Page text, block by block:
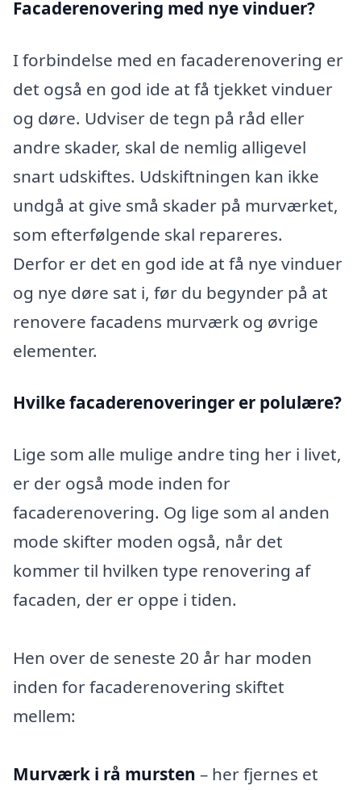
Facaderenovering med nye vinduer?
I forbindelse med en facaderenovering er
det også en god ide at få tjekket vinduer
og døre. Udviser de tegn på råd eller
andre skader, skal de nemlig alligevel
snart udskiftes. Udskiftningen kan ikke
undgå at give små skader på murværket,
som efterfølgende skal repareres.
Derfor er det en god ide at få nye vinduer
og nye døre sat i, før du begynder på at
renovere facadens murværk og øvrige
elementer.
Hvilke facaderenoveringer er polulære?
Lige som alle mulige andre ting her i livet,
er der også mode inden for
facaderenovering. Og lige som al anden
mode skifter moden også, når det
kommer til hvilken type renovering af
facaden, der er oppe i tiden.
Hen over de seneste 20 år har moden
inden for facaderenovering skiftet
mellem:
Murværk i rå mursten – her fjernes et